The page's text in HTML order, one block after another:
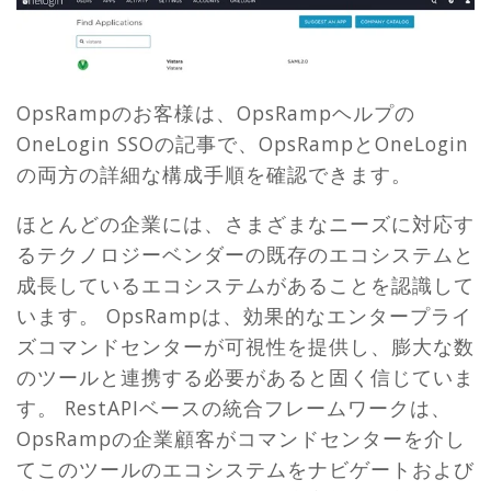
OpsRampのお客様は、OpsRampヘルプの
OneLogin SSOの記事で、OpsRampとOneLogin
の両方の詳細な構成手順を確認できます。
ほとんどの企業には、さまざまなニーズに対応す
るテクノロジーベンダーの既存のエコシステムと
成長しているエコシステムがあることを認識して
います。 OpsRampは、効果的なエンタープライ
ズコマンドセンターが可視性を提供し、膨大な数
のツールと連携する必要があると固く信じていま
す。 RestAPIベースの統合フレームワークは、
OpsRampの企業顧客がコマンドセンターを介し
てこのツールのエコシステムをナビゲートおよび